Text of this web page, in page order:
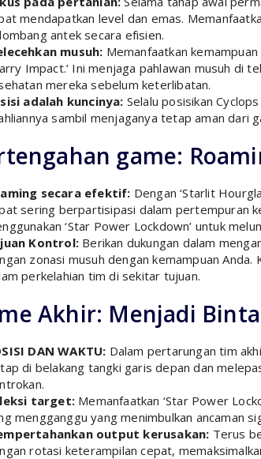
mendapatkan level dan emas.
antek secara efisien.
musuh: Memanfaatkan
Impact.’ Ini menjaga pahlawan musuh di
mereka sebelum keterlibatan.
adalah kuncinya: Selalu posisikan
sambil menjaganya tetap aman dari
game:
secara efektif: Dengan ‘Starlit
sering berpartisipasi dalam pertempuran
‘Star Power Lockdown’ untuk
Kontrol: Berikan dukungan dalam
zonasi musuh dengan kemampuan
perkelahian tim di sekitar tujuan.
Akhir: Menjadi
DAN WAKTU: Dalam pertarungan tim
di belakang tangki garis depan dan
target: Memanfaatkan ‘Star Power
mengganggu yang menimbulkan ancaman
output kerusakan: Terus
rotasi keterampilan cepat,